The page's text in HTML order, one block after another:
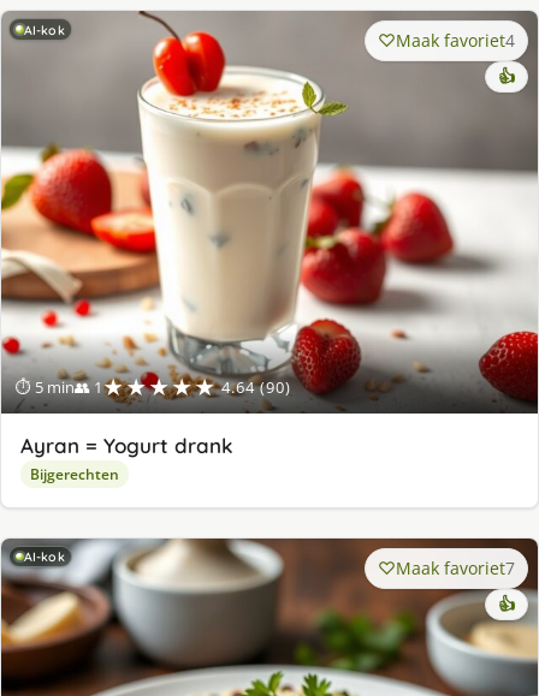
AI-kok
⏱ 5 min👥 1★★★★★ 4.64 (90)
Maak favoriet4
👍
Ayran = Yogurt drank
Bijgerechten
AI-kok Maak favoriet7
👍